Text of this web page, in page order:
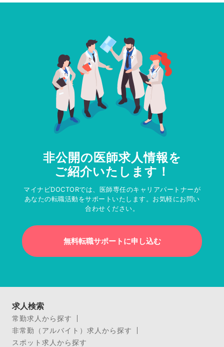
非公開の医師求人情報を
ご紹介いたします！
マイナビDOCTORでは、医師専任のキャリアパートナーが
あなたの転職活動をサポートいたします。お気軽にお問い
合わせください。
無料転職サポートに申し込む
求人検索
常勤求人から探す
非常勤（アルバイト）求人から探す
スポット求人から探す